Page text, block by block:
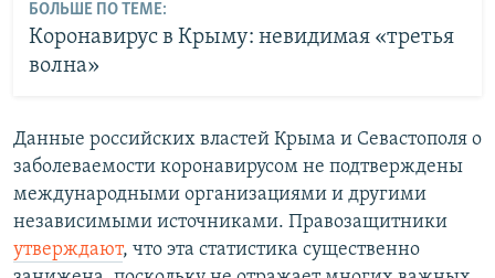
БОЛЬШЕ ПО ТЕМЕ:
Коронавирус в Крыму: невидимая «третья
волна»
Данные российских властей Крыма и Севастополя о
заболеваемости коронавирусом не подтверждены
международными организациями и другими
независимыми источниками. Правозащитники
утверждают, что эта статистика существенно